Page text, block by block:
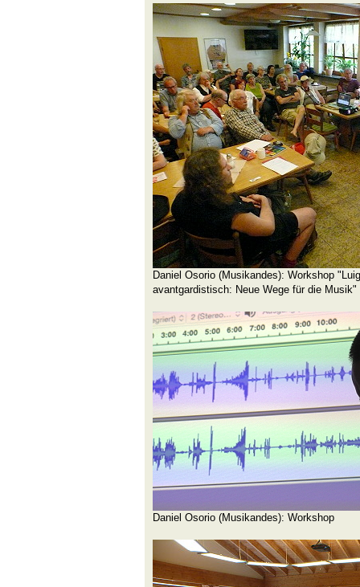
Daniel Osorio (Musikandes): Workshop
avantgardistisch: Neue Wege für die Musik"
Daniel Osorio (Musikandes): Workshop